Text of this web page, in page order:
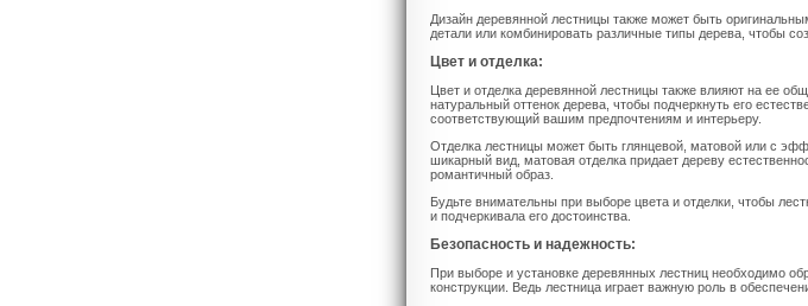
Дизайн деревянной лестницы также может быть
детали или комбинировать различные типы дерева, чтобы
Цвет и отделка:
Цвет и отделка деревянной лестницы также влияют на ее
натуральный оттенок дерева, чтобы подчеркнуть его
соответствующий вашим предпочтениям и интерьеру.
Отделка лестницы может быть глянцевой, матовой или с
шикарный вид, матовая отделка придает дереву
романтичный образ.
Будьте внимательны при выборе цвета и отделки, чтобы
и подчеркивала его достоинства.
Безопасность и надежность:
При выборе и установке деревянных лестниц необходимо
конструкции. Ведь лестница играет важную роль в